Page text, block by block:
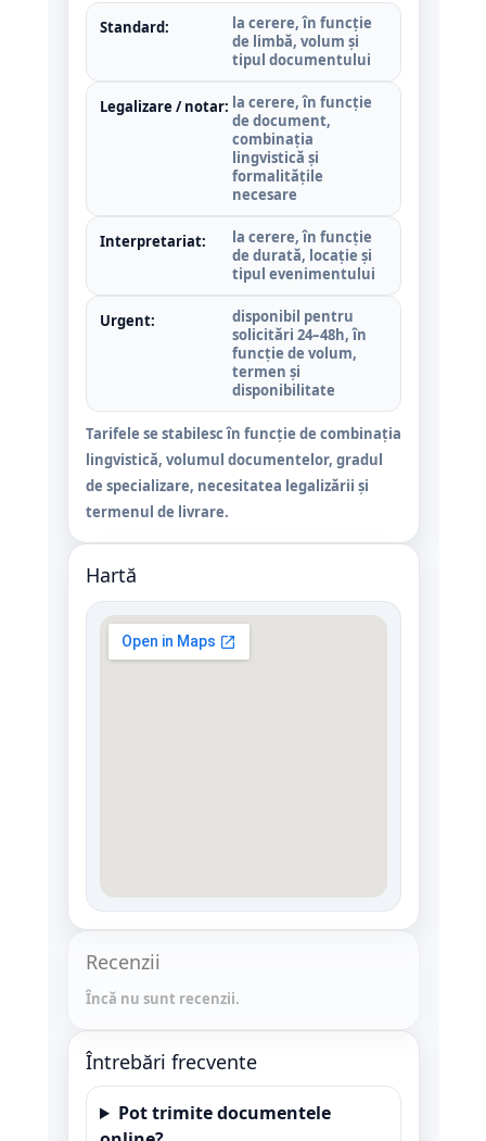
Standard:
la cerere, în funcție
de limbă, volum și
tipul documentului
Legalizare / notar: la cerere, în funcție
de document,
combinația
lingvistică și
formalitățile
necesare
Interpretariat:
la cerere, în funcție
de durată, locație și
tipul evenimentului
Urgent:
disponibil pentru
solicitări 24–48h, în
funcție de volum,
termen și
disponibilitate
Tarifele se stabilesc în funcție de combinația
lingvistică, volumul documentelor, gradul
de specializare, necesitatea legalizării și
termenul de livrare.
Hartă
Recenzii
Încă nu sunt recenzii.
Întrebări frecvente
Pot trimite documentele